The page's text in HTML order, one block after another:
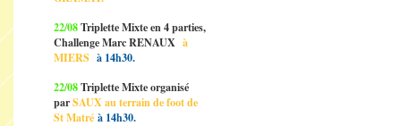
22/08Triplette Mixte en 4 parties,
Challenge Marc RENAUX à
MIERS à 14h30.
22/08Triplette Mixte organisé
parSAUX au terrain de foot de
St Matré à 14h30.